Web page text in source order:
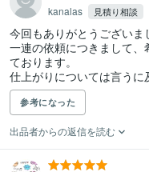
kanalas 見積り相談
今回もありがとうございま
一連の依頼につきまして
ております。
仕上がりについては言うに
参考になった
出品者からの返信を読む